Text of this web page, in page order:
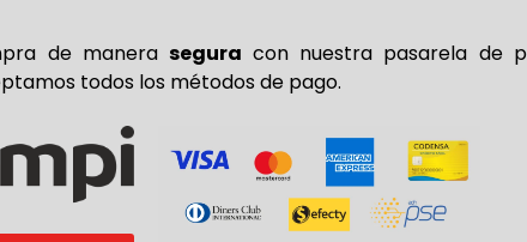
de manera segura con nuestra pasarela de
todos los métodos de pago.